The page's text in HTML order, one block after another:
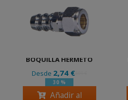
BOQUILLA HERMETO
Desde 2,74 €
30 %
Añadir al